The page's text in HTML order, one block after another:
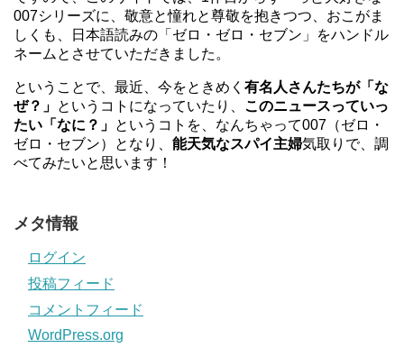
007シリーズに、敬意と憧れと尊敬を抱きつつ、おこがま
しくも、日本語読みの「ゼロ・ゼロ・セブン」をハンドル
ネームとさせていただきました。
ということで、最近、今をときめく 有名人さんたちが「な
ぜ？」 というコトになっていたり、 このニュースっていっ
たい「なに？」 というコトを、なんちゃって007（ゼロ・
ゼロ・セブン）となり、 能天気なスパイ主婦気取りで、調
べてみたいと思います！
メタ情報
ログイン
投稿フィード
コメントフィード
WordPress.org